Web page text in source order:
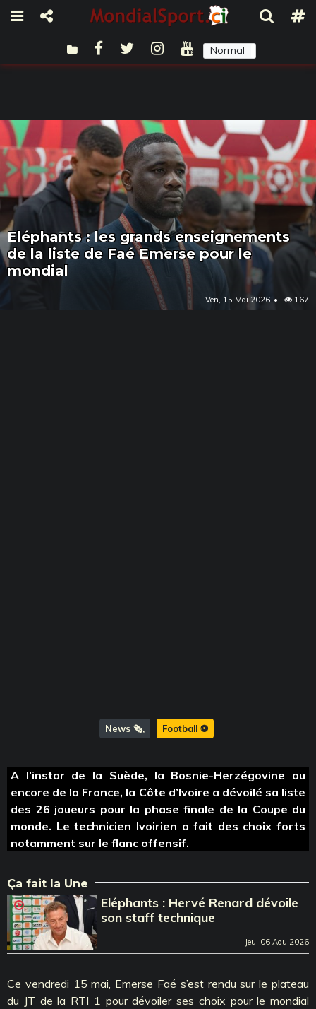
Normal
Eléphants : les grands enseignements
de la liste de Faé Emerse pour le
mondial
Ven, 15 Mai 2026 167
News 🗞️ Football ⚽️
A l’instar de la Suède, la Bosnie-Herzégovine ou
encore de la France, la Côte d’Ivoire a dévoilé sa liste
des 26 joueurs pour la phase finale de la Coupe du
monde. Le technicien Ivoirien a fait des choix forts
notamment sur le flanc offensif.
Ça fait la Une
Eléphants : Hervé Renard dévoile
son staff technique
Jeu, 06 Aou 2026
Ce vendredi 15 mai, Emerse Faé s’est rendu sur le plateau
du JT de la RTI 1 pour dévoiler ses choix pour le mondial